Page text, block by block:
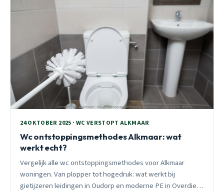
24 OKTOBER 2025 · WC VERSTOPT ALKMAAR
Wc ontstoppingsmethodes Alkmaar: wat
werkt echt?
Vergelijk alle wc ontstoppingsmethodes voor Alkmaar
woningen. Van plopper tot hogedruk: wat werkt bij
gietijzeren leidingen in Oudorp en moderne PE in Overdie?